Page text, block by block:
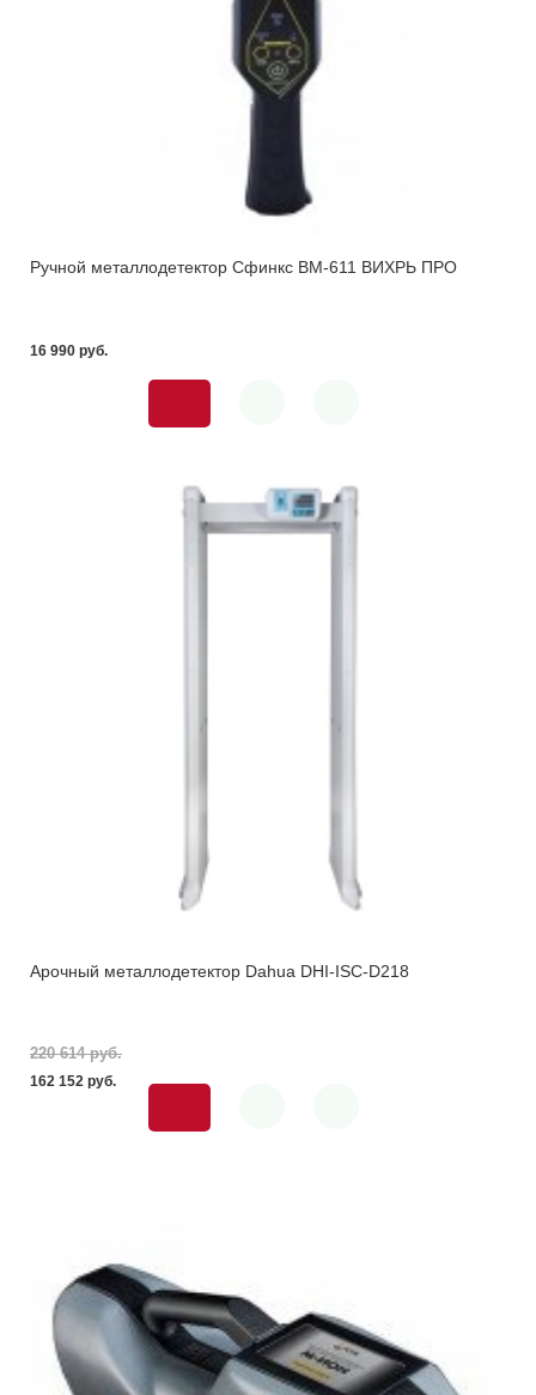
Ручной металлодетектор Сфинкс ВМ-611 ВИХРЬ ПРО
16 990 pуб.
Арочный металлодетектор Dahua DHI-ISC-D218
220 614 pуб.
162 152 pуб.